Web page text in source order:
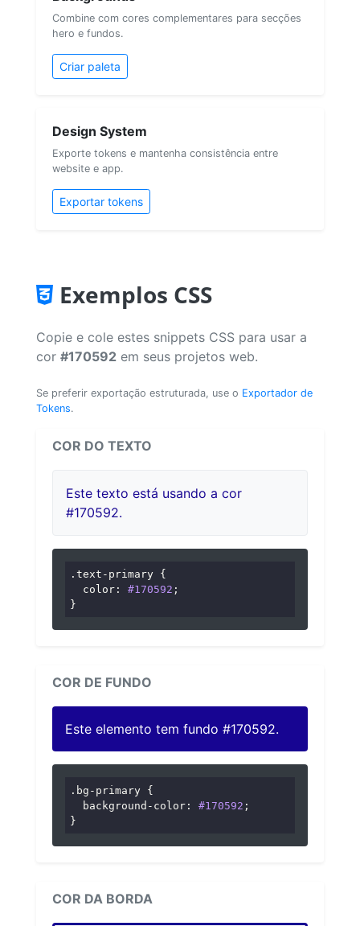
Combine com cores complementares para secções
hero e fundos.
Criar paleta
Design System
Exporte tokens e mantenha consistência entre
website e app.
Exportar tokens
Exemplos CSS
Copie e cole estes snippets CSS para usar a
cor #170592 em seus projetos web.
Se preferir exportação estruturada, use o Exportador de
Tokens.
COR DO TEXTO
Este texto está usando a cor
#170592.
.text-primary {
color : #170592 ;
}
COR DE FUNDO
Este elemento tem fundo #170592.
.bg-primary {
background-color : #170592 ;
}
COR DA BORDA